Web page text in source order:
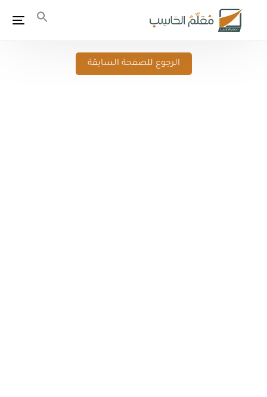
الرجوع للصفحة السابقة